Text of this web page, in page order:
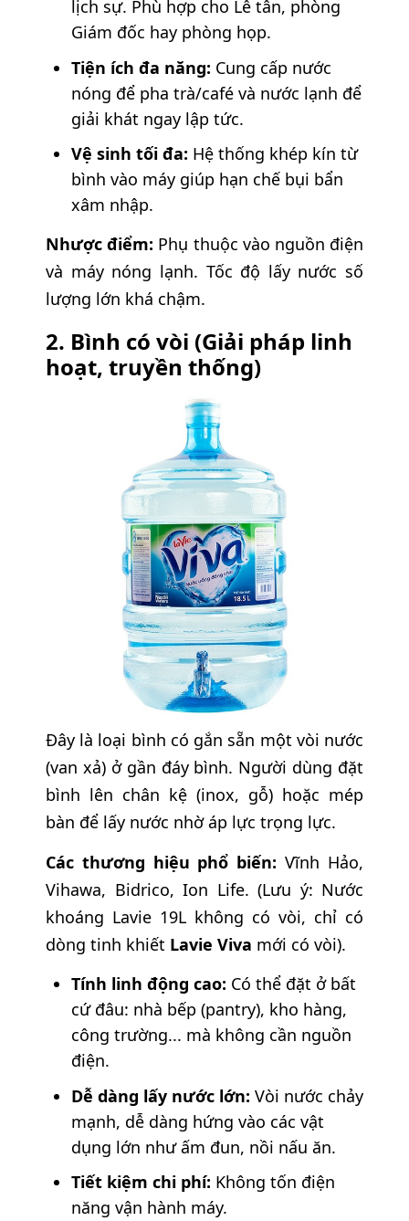
lịch sự. Phù hợp cho Lễ tân, phòng
Giám đốc hay phòng họp.
Tiện ích đa năng: Cung cấp nước
nóng để pha trà/café và nước lạnh để
giải khát ngay lập tức.
Vệ sinh tối đa: Hệ thống khép kín từ
bình vào máy giúp hạn chế bụi bẩn
xâm nhập.
Nhược điểm: Phụ thuộc vào nguồn điện
và máy nóng lạnh. Tốc độ lấy nước số
lượng lớn khá chậm.
2. Bình có vòi (Giải pháp linh
hoạt, truyền thống)
Đây là loại bình có gắn sẵn một vòi nước
(van xả) ở gần đáy bình. Người dùng đặt
bình lên chân kệ (inox, gỗ) hoặc mép
bàn để lấy nước nhờ áp lực trọng lực.
Các thương hiệu phổ biến: Vĩnh Hảo,
Vihawa, Bidrico, Ion Life. (Lưu ý: Nước
khoáng Lavie 19L không có vòi, chỉ có
dòng tinh khiết Lavie Viva mới có vòi).
Tính linh động cao: Có thể đặt ở bất
cứ đâu: nhà bếp (pantry), kho hàng,
công trường... mà không cần nguồn
điện.
Dễ dàng lấy nước lớn: Vòi nước chảy
mạnh, dễ dàng hứng vào các vật
dụng lớn như ấm đun, nồi nấu ăn.
Tiết kiệm chi phí: Không tốn điện
năng vận hành máy.